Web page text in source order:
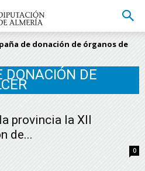
de donación de órganos de
DONACIÓN DE
provincia la XII
de...
0